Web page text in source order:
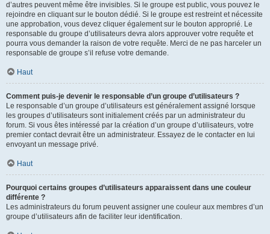
d’autres peuvent même être invisibles. Si le groupe est public, vous pouvez le
rejoindre en cliquant sur le bouton dédié. Si le groupe est restreint et nécessite
une approbation, vous devez cliquer également sur le bouton approprié. Le
responsable du groupe d’utilisateurs devra alors approuver votre requête et
pourra vous demander la raison de votre requête. Merci de ne pas harceler un
responsable de groupe s’il refuse votre demande.
Haut
Comment puis-je devenir le responsable d’un groupe d’utilisateurs ?
Le responsable d’un groupe d’utilisateurs est généralement assigné lorsque
les groupes d’utilisateurs sont initialement créés par un administrateur du
forum. Si vous êtes intéressé par la création d’un groupe d’utilisateurs, votre
premier contact devrait être un administrateur. Essayez de le contacter en lui
envoyant un message privé.
Haut
Pourquoi certains groupes d’utilisateurs apparaissent dans une couleur
différente ?
Les administrateurs du forum peuvent assigner une couleur aux membres d’un
groupe d’utilisateurs afin de faciliter leur identification.